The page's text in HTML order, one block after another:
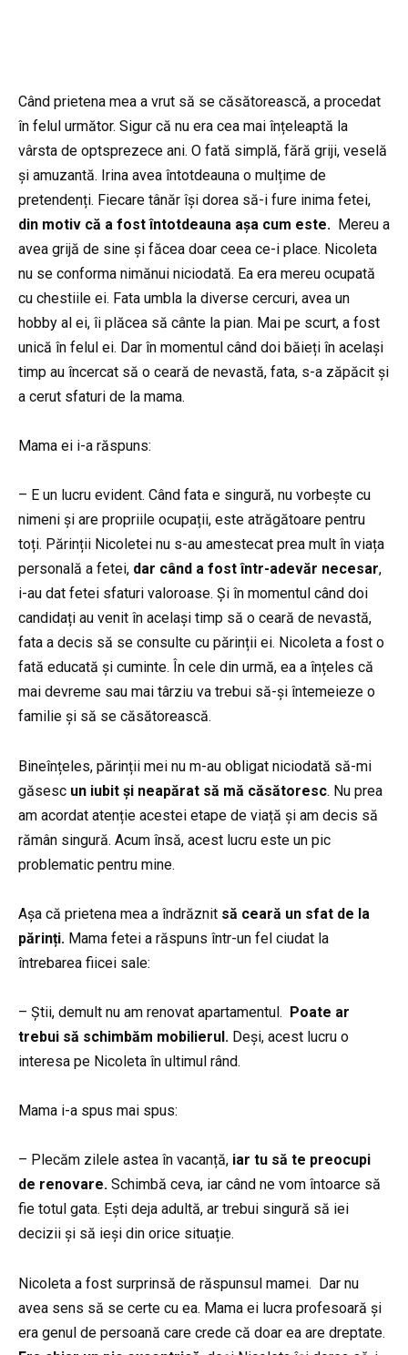
Când prietena mea a vrut să se căsătorească, a procedat
în felul următor. Sigur că nu era cea mai înțeleaptă la
vârsta de optsprezece ani. O fată simplă, fără griji, veselă
și amuzantă. Irina avea întotdeauna o mulțime de
pretendenți. Fiecare tânăr își dorea să-i fure inima fetei,
din motiv că a fost întotdeauna așa cum este. Mereu a
avea grijă de sine și făcea doar ceea ce-i place. Nicoleta
nu se conforma nimănui niciodată. Ea era mereu ocupată
cu chestiile ei. Fata umbla la diverse cercuri, avea un
hobby al ei, îi plăcea să cânte la pian. Mai pe scurt, a fost
unică în felul ei. Dar în momentul când doi băieți în același
timp au încercat să o ceară de nevastă, fata, s-a zăpăcit și
a cerut sfaturi de la mama.
Mama ei i-a răspuns:
– E un lucru evident. Când fata e singură, nu vorbește cu
nimeni și are propriile ocupații, este atrăgătoare pentru
toți. Părinții Nicoletei nu s-au amestecat prea mult în viața
personală a fetei, dar când a fost într-adevăr necesar,
i-au dat fetei sfaturi valoroase. Și în momentul când doi
candidați au venit în același timp să o ceară de nevastă,
fata a decis să se consulte cu părinții ei. Nicoleta a fost o
fată educată și cuminte. În cele din urmă, ea a înțeles că
mai devreme sau mai târziu va trebui să-și întemeieze o
familie și să se căsătorească.
Bineînțeles, părinții mei nu m-au obligat niciodată să-mi
găsesc un iubit și neapărat să mă căsătoresc. Nu prea
am acordat atenție acestei etape de viață și am decis să
rămân singură. Acum însă, acest lucru este un pic
problematic pentru mine.
Așa că prietena mea a îndrăznit să ceară un sfat de la
părinți. Mama fetei a răspuns într-un fel ciudat la
întrebarea fiicei sale:
– Știi, demult nu am renovat apartamentul. Poate ar
trebui să schimbăm mobilierul. Deși, acest lucru o
interesa pe Nicoleta în ultimul rând.
Mama i-a spus mai spus:
– Plecăm zilele astea în vacanță, iar tu să te preocupi
de renovare. Schimbă ceva, iar când ne vom întoarce să
fie totul gata. Ești deja adultă, ar trebui singură să iei
decizii și să ieși din orice situație.
Nicoleta a fost surprinsă de răspunsul mamei. Dar nu
avea sens să se certe cu ea. Mama ei lucra profesoară și
era genul de persoană care crede că doar ea are dreptate.